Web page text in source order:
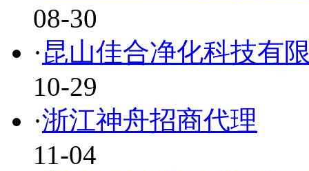
08-30
·昆山佳合净化科技有
10-29
·浙江神舟招商代理
11-04